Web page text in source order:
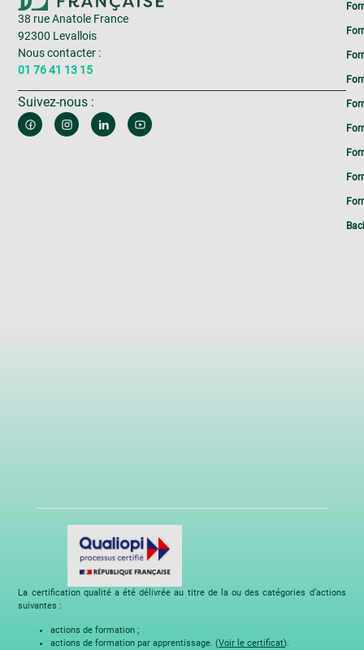
38 rue Anatole France
92300 Levallois
Nous contacter :
01 76 41 13 15
Suivez-nous :
La certification qualité a été délivrée au titre de la ou des catégories d’actions
suivantes :
actions de formation ;
actions de formation par apprentissage. (Voir le certificat).